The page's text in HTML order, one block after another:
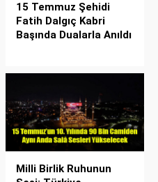
15 Temmuz Şehidi
Fatih Dalgıç Kabri
Başında Dualarla Anıldı
Milli Birlik Ruhunun